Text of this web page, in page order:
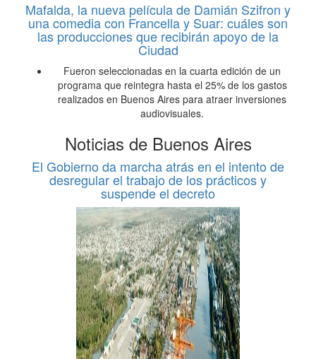
Mafalda, la nueva película de Damián Szifron y
una comedia con Francella y Suar: cuáles son
las producciones que recibirán apoyo de la
Ciudad
Fueron seleccionadas en la cuarta edición de un
programa que reintegra hasta el 25% de los gastos
realizados en Buenos Aires para atraer inversiones
audiovisuales.
Noticias de Buenos Aires
El Gobierno da marcha atrás en el intento de
desregular el trabajo de los prácticos y
suspende el decreto